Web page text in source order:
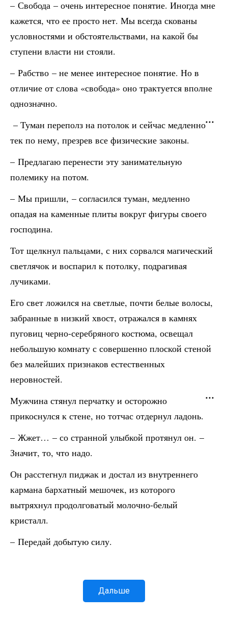
– Свобода – очень интересное понятие. Иногда мне
кажется, что ее просто нет. Мы всегда скованы
условностями и обстоятельствами, на какой бы
ступени власти ни стояли.
– Рабство – не менее интересное понятие. Но в
отличие от слова «свобода» оно трактуется вполне
однозначно.
– Туман переполз на потолок и сейчас медленно
тек по нему, презрев все физические законы.
– Предлагаю перенести эту занимательную
полемику на потом.
– Мы пришли, – согласился туман, медленно
опадая на каменные плиты вокруг фигуры своего
господина.
Тот щелкнул пальцами, с них сорвался магический
светлячок и воспарил к потолку, подрагивая
лучиками.
Его свет ложился на светлые, почти белые волосы,
забранные в низкий хвост, отражался в камнях
пуговиц черно-серебряного костюма, освещал
небольшую комнату с совершенно плоской стеной
без малейших признаков естественных
неровностей.
Мужчина стянул перчатку и осторожно
прикоснулся к стене, но тотчас отдернул ладонь.
– Жжет… – со странной улыбкой протянул он. –
Значит, то, что надо.
Он расстегнул пиджак и достал из внутреннего
кармана бархатный мешочек, из которого
вытряхнул продолговатый молочно-белый
кристалл.
– Передай добытую силу.
Дальше